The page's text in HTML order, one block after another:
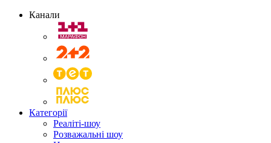
Канали
Категорії
Реаліті-шоу
Розважальні шоу